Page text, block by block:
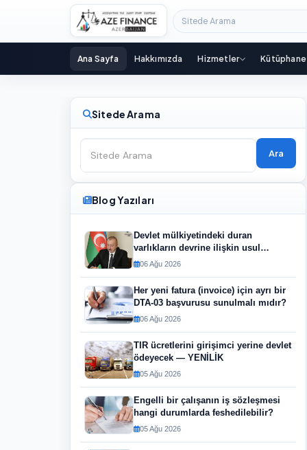
Sitede Arama
Ana Sayfa Hakkımızda Hizmetler Kütüphane
Sitede Arama
Ara
Blog Yazıları
Devlet mülkiyetindeki duran
varlıkların devrine ilişkin usul
değiştirildi
06 Ağu 2026
Her yeni fatura (invoice) için ayrı bir
DTA-03 başvurusu sunulmalı mıdır?
06 Ağu 2026
TIR ücretlerini girişimci yerine devlet
ödeyecek — YENİLİK
05 Ağu 2026
Engelli bir çalışanın iş sözleşmesi
hangi durumlarda feshedilebilir?
05 Ağu 2026